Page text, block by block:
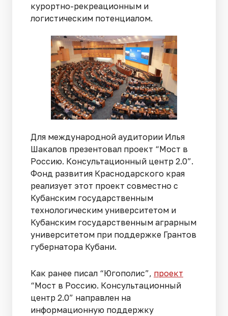
курортно-рекреационным и
логистическим потенциалом.
Для международной аудитории Илья
Шакалов презентовал проект “Мост в
Россию. Консультационный центр 2.0”.
Фонд развития Краснодарского края
реализует этот проект совместно с
Кубанским государственным
технологическим университетом и
Кубанским государственным аграрным
университетом при поддержке Грантов
губернатора Кубани.
Как ранее писал “Югополис”, проект
“Мост в Россию. Консультационный
центр 2.0” направлен на
информационную поддержку